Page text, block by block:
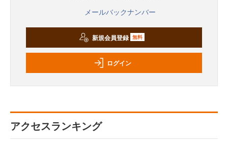
メールバックナンバー
新規会員登録 無料
ログイン
アクセスランキング